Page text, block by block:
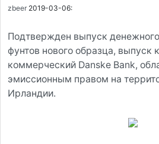
zbeer 2019-03-06:
Подтвержден выпуск
фунтов нового образца, выпуск
коммерческий Danske Bank,
эмиссионным правом на
Ирландии.